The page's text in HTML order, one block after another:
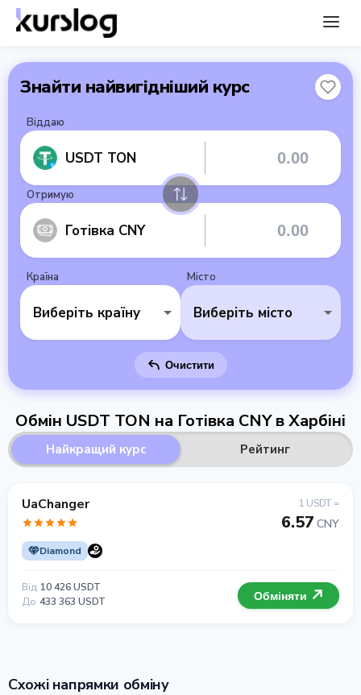
Знайти найвигідніший курс
Віддаю
USDT TON
Отримую
Готівка CNY
Країна
Виберіть країну
Місто
Виберіть місто
Очистити
Обмін USDT TON на Готівка CNY в Харбіні
Найкращий курс Рейтинг
UaChanger
Diamond
1 USDT =
6.57 CNY
Від 10 426 USDT
До 433 363 USDT Обміняти
Схожі напрямки обміну